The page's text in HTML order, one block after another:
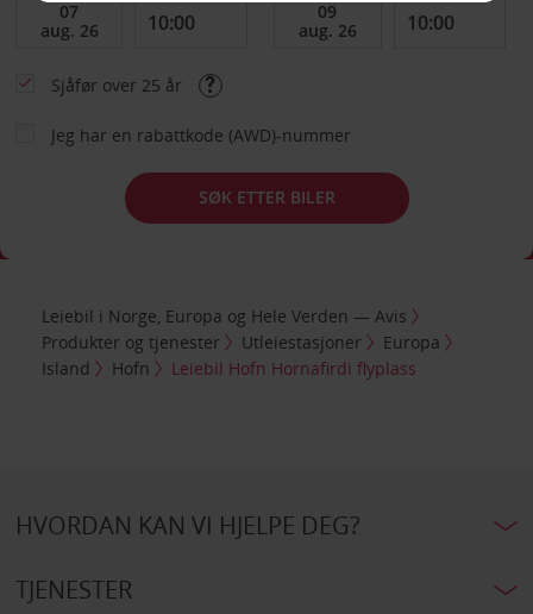
Sjåfør over 25 år
Jeg har en rabattkode (AWD)-nummer
SØK ETTER BILER
Leiebil i Norge, Europa og Hele Verden — Avis
Produkter og tjenester
Utleiestasjoner
Europa
Island
Hofn Leiebil Hofn Hornafirdi flyplass
HVORDAN KAN VI HJELPE DEG?
TJENESTER